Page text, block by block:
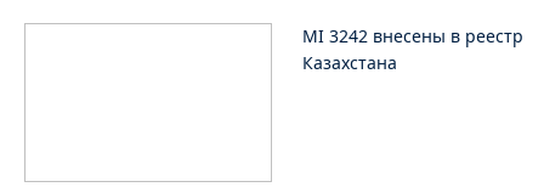
MI 3242 внесены в реестр
Казахстана